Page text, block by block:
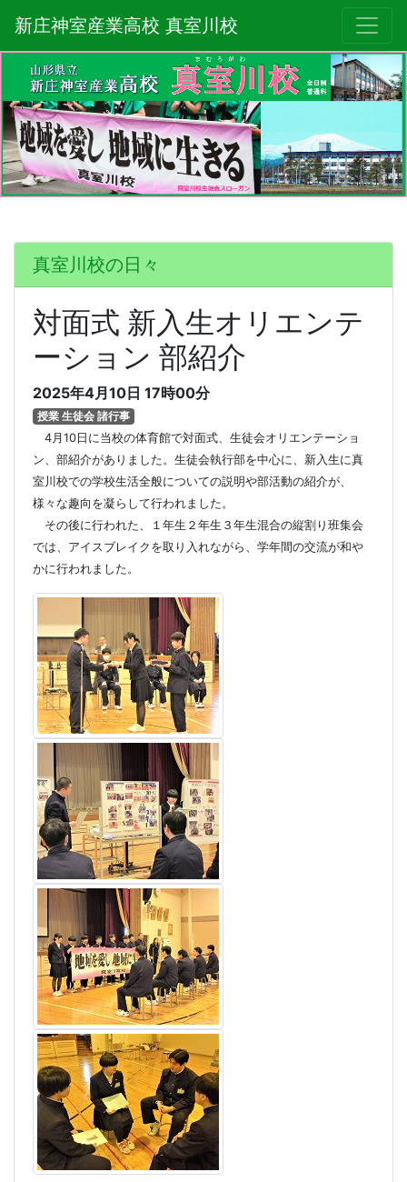
新庄神室産業高校 真室川校
真室川校の日々
対面式 新入生オリエンテ
ーション 部紹介
2025年4月10日 17時00分
授業 生徒会 諸行事
4月10日に当校の体育館で対面式、生徒会オリエンテーショ
ン、部紹介がありました。生徒会執行部を中心に、新入生に真
室川校での学校生活全般についての説明や部活動の紹介が、
様々な趣向を凝らして行われました。
その後に行われた、１年生２年生３年生混合の縦割り班集会
では、アイスブレイクを取り入れながら、学年間の交流が和や
かに行われました。